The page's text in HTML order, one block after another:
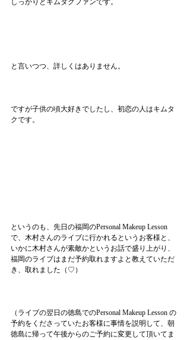
しっかりとキムタクファンです。
と言いつつ、詳しくはありません。
ですが子供の頃大好きでしたし、初恋の人はキムタ
クです。
というのも、先日の福岡のPersonal Makeup Lesson
で、木村さんのライブに行かれるというお客様と、
いかに木村さんが素敵かというお話で盛り上がり、
福岡のライブはまだ予約取れますよと教えていただ
き、取れました（♡）
（ライブの翌日の徳島でのPersonal Makeup Lesson の
予約をくださっていたお客様に事情を説明して、朝
徳島に帰って午後からのご予約に変更して頂いてま